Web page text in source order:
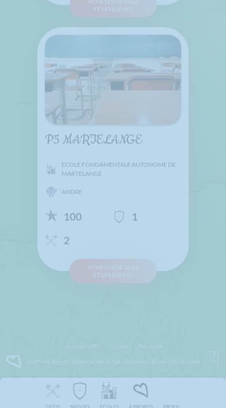
ET LES ÉLÈVES
P5 MARTELANGE
ECOLE FONDAMENTALE AUTONOME DE
MARTELANGE
ANDRE
100
1
2
VOIR LES DÉTAILS
ET LES ÉLÈVES
GoodPlanet Belgium | Edinburgstraat 26 Rue d’Edimbourg – Brussel 1050 Bruxelles
Vie privée (GDPR) Cookies Plan du site
DÉFIS BADGES ÉCOLES À PROPOS PROFIL